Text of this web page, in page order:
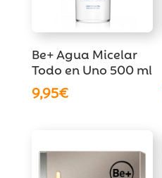
Be+ Agua Micelar
Todo en Uno 500 ml
9,95€